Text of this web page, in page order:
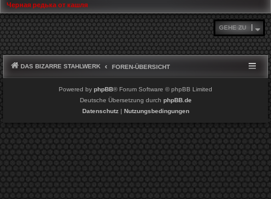
Черная редька от кашля
GEHE ZU
DAS BIZARRE STAHLWERK FOREN-ÜBERSICHT
Powered by phpBB® Forum Software © phpBB Limited
Deutsche Übersetzung durch phpBB.de
Datenschutz| Nutzungsbedingungen